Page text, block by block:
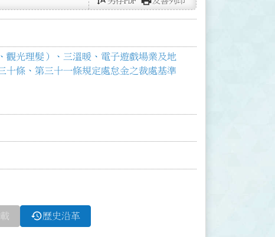
觀光理髮）、三溫暖、電子遊戲場業及地
十條、第三十一條規定處怠金之裁處基準
history歷史沿革